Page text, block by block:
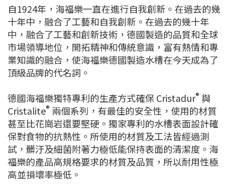
自1924年，海福樂一直在進行自我創新。在過去的幾
十年中，融合了工藝和自我創新。在過去的幾十年
中，融合了工藝和創新技術，德國製造的品質和全球
市場領導地位，開拓精神和傳統意識，富有熱情和專
業知識的融合，使海福樂德國製造水槽在今天成為了
頂級品牌的代名詞。
德國海福樂獨特專利的生產方式確保 Cristadur® 與
Cristalite® 兩個系列，有最佳的安全性，使用的材質
甚至比花崗岩還要堅硬。獨家專利的水槽表面設計確
保對食物的抗熱性。所使用的材質及工法皆經過測
試，髒汙及細菌附著力極低能保持表面的清潔度。海
福樂的產品高規格要求的材質及品質，所以耐用性極
高並損壞率極低。